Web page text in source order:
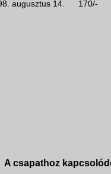
augusztus 14. 170/-
A csapathoz